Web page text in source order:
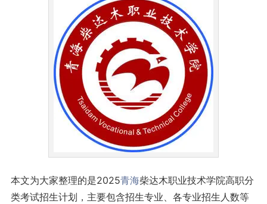
本文为大家整理的是2025青海柴达木职业技术学院高职分
类考试招生计划，主要包含招生专业、各专业招生人数等